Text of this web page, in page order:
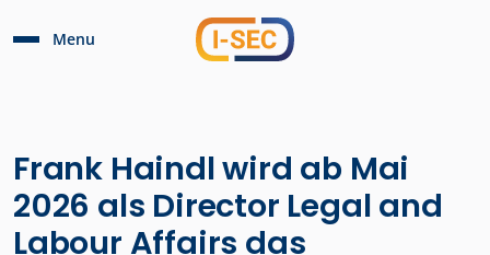
Menu
Frank Haindl wird ab Mai
2026 als Director Legal and
Labour Affairs das